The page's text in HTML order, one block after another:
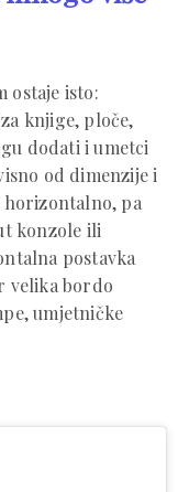
ostaje isto:
knjige, ploče,
dodati i umetci
od dimenzije i
pa
konzole ili
postavka
velika bordo
umjetničke